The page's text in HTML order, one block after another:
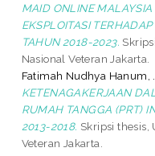
MAID ONLINE
EKSPLOITASI
TAHUN 2018-2023.
Nasional Veteran Jakarta.
Fatimah Nudhya Hanum, .
KETENAGAKERJAAN
RUMAH TANGGA (PRT)
2013-2018. Skripsi thesis,
Veteran Jakarta.